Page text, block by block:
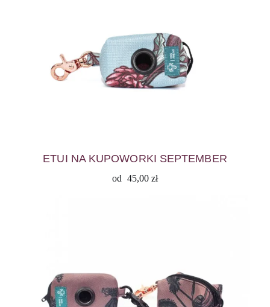
ETUI NA KUPOWORKI SEPTEMBER
od 45,00 zł